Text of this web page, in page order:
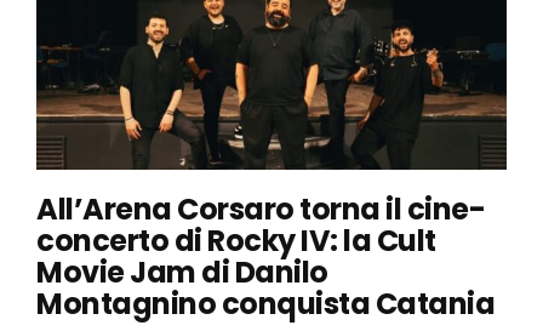
All’Arena Corsaro torna il cine-
concerto di Rocky IV: la Cult
Movie Jam di Danilo
Montagnino conquista Catania